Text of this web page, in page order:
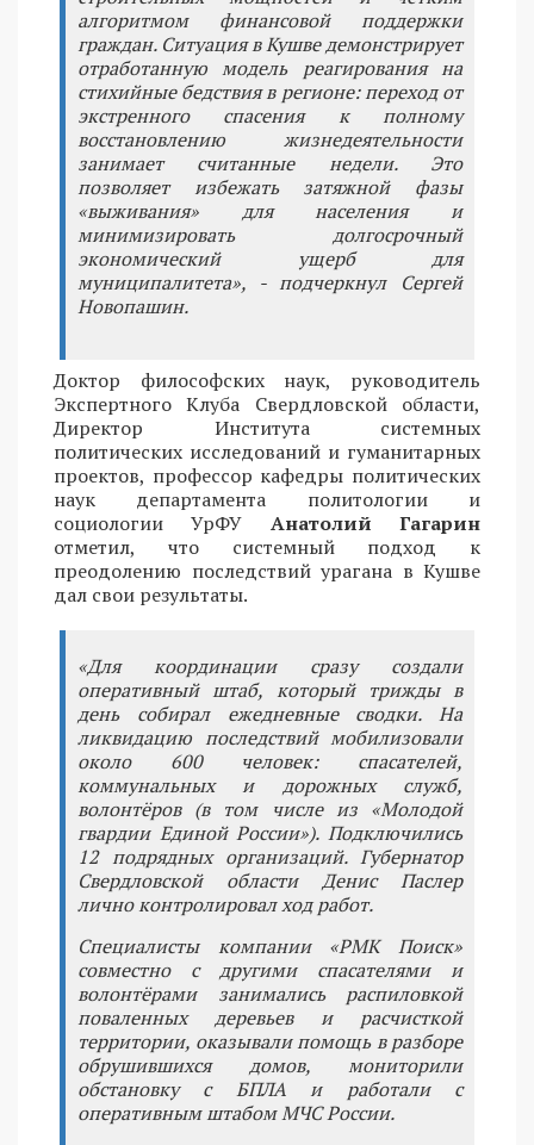
алгоритмом финансовой поддержки
граждан. Ситуация в Кушве демонстрирует
отработанную модель реагирования на
стихийные бедствия в регионе: переход от
экстренного спасения к полному
восстановлению жизнедеятельности
занимает считанные недели. Это
позволяет избежать затяжной фазы
«выживания» для населения и
минимизировать долгосрочный
экономический ущерб для
муниципалитета», - подчеркнул Сергей
Новопашин.
Доктор философских наук, руководитель
Экспертного Клуба Свердловской области,
Директор Института системных
политических исследований и гуманитарных
проектов, профессор кафедры политических
наук департамента политологии и
социологии УрФУ Анатолий Гагарин
отметил, что системный подход к
преодолению последствий урагана в Кушве
дал свои результаты.
«Для координации сразу создали
оперативный штаб, который трижды в
день собирал ежедневные сводки. На
ликвидацию последствий мобилизовали
около 600 человек: спасателей,
коммунальных и дорожных служб,
волонтёров (в том числе из «Молодой
гвардии Единой России»). Подключились
12 подрядных организаций. Губернатор
Свердловской области Денис Паслер
лично контролировал ход работ.
Специалисты компании «РМК Поиск»
совместно с другими спасателями и
волонтёрами занимались распиловкой
поваленных деревьев и расчисткой
территории, оказывали помощь в разборе
обрушившихся домов, мониторили
обстановку с БПЛА и работали с
оперативным штабом МЧС России.